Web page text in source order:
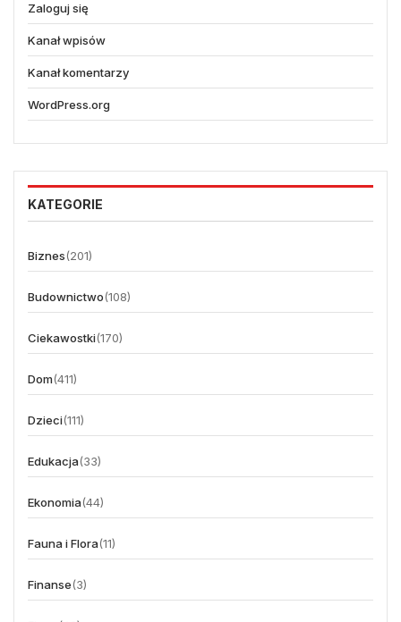
Zaloguj się
Kanał wpisów
Kanał komentarzy
WordPress.org
KATEGORIE
Biznes(201)
Budownictwo(108)
Ciekawostki(170)
Dom(411)
Dzieci(111)
Edukacja(33)
Ekonomia(44)
Fauna i Flora(11)
Finanse(3)